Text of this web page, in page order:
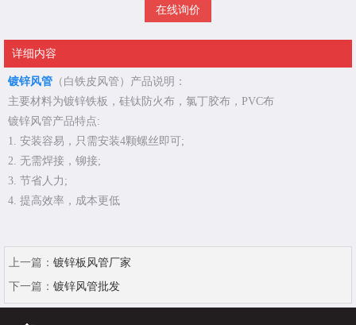
在线询价
详细内容
镀锌风管 （白铁皮风管）产品说明：
主要材料为镀锌铁板，硅钛防火布，氯丁胶布，PVC布
镀锌风管产品特点:
1. 安装容易，只需安装4颗螺丝即可;
2. 无需焊接，铆接;
3. 节省人力;
4. 提高效率，成本更低
上一篇： 镀锌板风管厂家
下一篇： 镀锌风管批发